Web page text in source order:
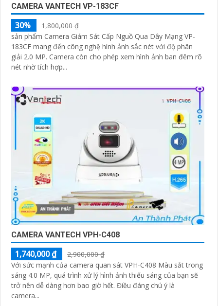
CAMERA VANTECH VP-183CF
30%
1,800,000 ₫
sản phẩm Camera Giám Sát Cấp Nguồ Qua Dây Mạng VP-
183CF mang đến công nghệ hình ảnh sắc nét với độ phân
giải 2.0 MP. Camera còn cho phép xem hình ảnh ban đêm rõ
nét nhờ tích hợp...
CAMERA VANTECH VPH-C408
1,740,000 ₫
2,900,000 ₫
Với sức mạnh của camera quan sát VPH-C408 Màu sắt trong
sáng 4.0 MP, quá trình xử lý hình ảnh thiếu sáng của bạn sẽ
trở nên dễ dàng hơn bao giờ hết. Điều đáng chú ý là
camera...